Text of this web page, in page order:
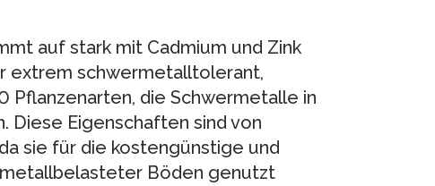
auf stark mit Cadmium und Zink
extrem schwermetalltolerant,
die Schwermetalle in
Diese Eigenschaften sind von
sie für die kostengünstige und
Böden genutzt